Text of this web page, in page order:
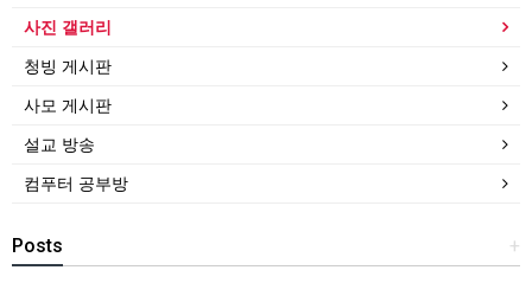
사진 갤러리
청빙 게시판
사모 게시판
설교 방송
컴푸터 공부방
+
Posts